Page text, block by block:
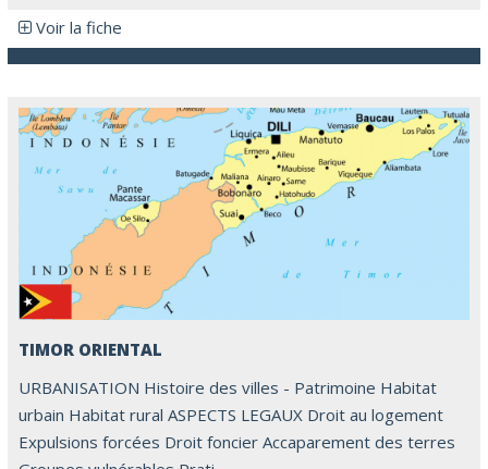
Voir la fiche
TIMOR ORIENTAL
URBANISATION Histoire des villes - Patrimoine Habitat
urbain Habitat rural ASPECTS LEGAUX Droit au logement
Expulsions forcées Droit foncier Accaparement des terres